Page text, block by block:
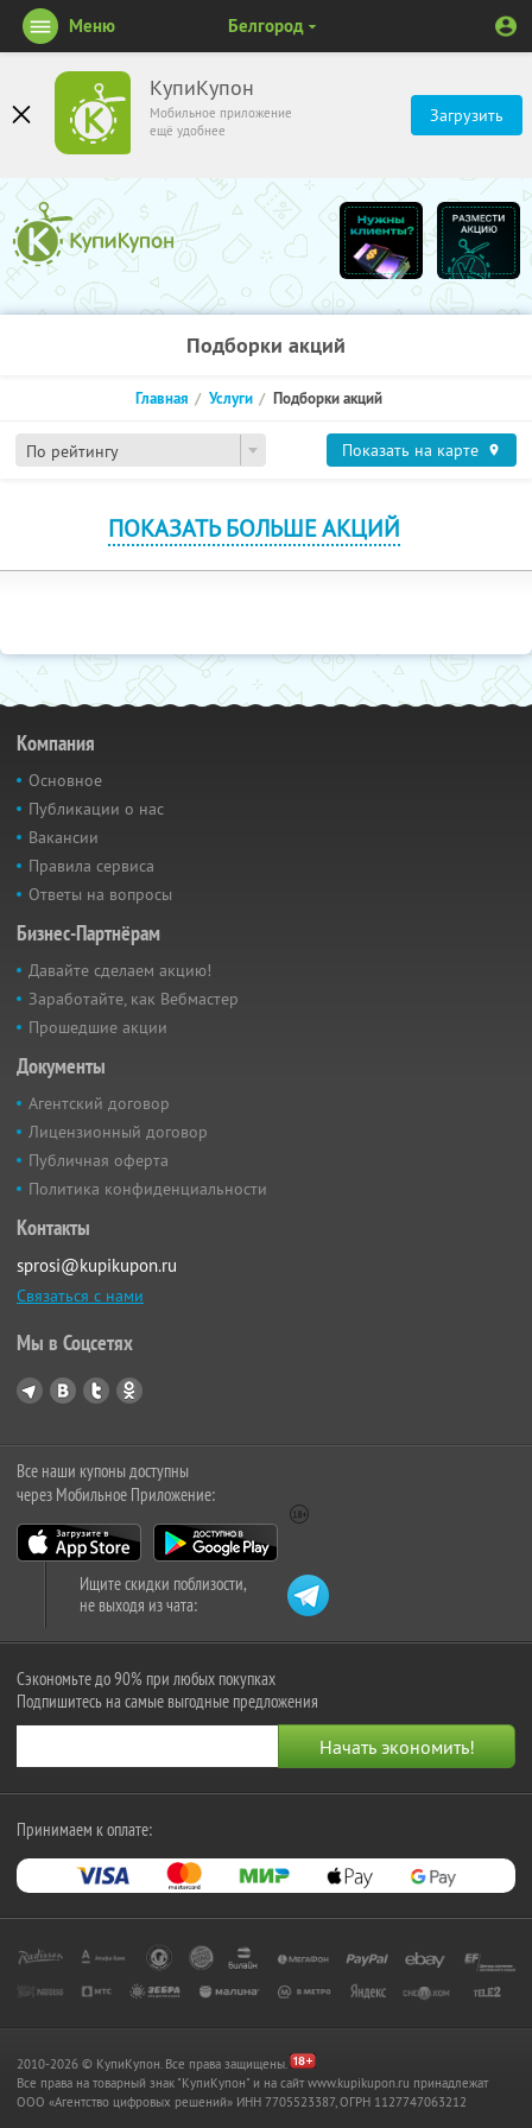
КупиКупон
Мобильное приложение
ещё удобнее
Загрузить
Меню Белгород
Подборки акций
По рейтингу
Главная Услуги Подборки акций
Показать на карте
ПОКАЗАТЬ БОЛЬШЕ АКЦИЙ
Компания
Основное
Публикации о нас
Вакансии
Правила сервиса
Ответы на вопросы
Бизнес-Партнёрам
Давайте сделаем акцию!
Заработайте, как Вебмастер
Прошедшие акции
Документы
Агентский договор
Лицензионный договор
Публичная оферта
Политика конфиденциальности
Контакты
sprosi@kupikupon.ru
Связаться с нами
Мы в Соцсетях
Все наши купоны доступны
через Мобильное Приложение:
Ищите скидки поблизости,
не выходя из чата:
Сэкономьте до 90% при любых покупках
Подпишитесь на самые выгодные предложения
Принимаем к оплате:
2010-2026 © КупиКупон. Все права защищены.
Все права на товарный знак "КупиКупон" и на сайт www.kupikupon.ru принадлежат
OOO «Агентство цифровых решений» ИНН 7705523387, ОГРН 1127747063212